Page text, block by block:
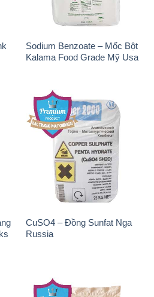
Sodium Benzoate – Mốc Bột
Kalama Food Grade Mỹ Usa
CuSO4 – Đồng Sunfat Nga
Russia